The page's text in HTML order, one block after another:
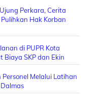
Perkara, Cerita
Hak Korban
di PUPR Kota
Biaya SKP dan Ekin
Melalui Latihan